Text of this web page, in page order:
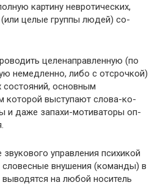
картину невротических,
целые группы людей) со­
целенаправленную (по
немедленно, либо с от­срочкой)
состояний, основным
которой выступают слова-ко­
и даже запахи-мотиваторы оп­
управления пси­хикой
внушения (ко­манды) в
на любой носитель